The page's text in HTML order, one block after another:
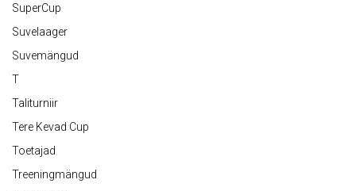
SuperCup
Suvelaager
Suvemängud
T
Taliturniir
Tere Kevad Cup
Toetajad
Treeningmängud